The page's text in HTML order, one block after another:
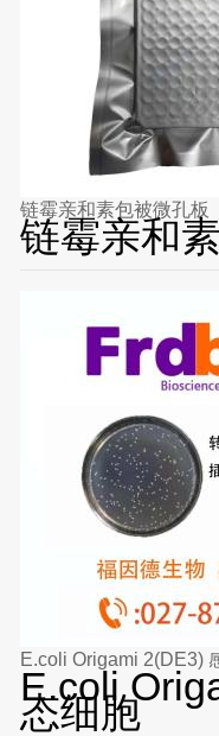
链霉亲和素包被微孔板
链霉亲和
E.coli Origami 2(DE3)
E.coli
态细胞